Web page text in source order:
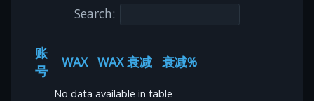
Search:
账
号
WAX WAX 衰减 衰减%
No data available in table